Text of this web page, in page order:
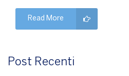
Read More
Post Recenti